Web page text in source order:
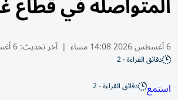
6 أغسطس 2026 14:08 مساء | آخر تحديث:6 أغسطس 14:17 2026
دقائق القراءة - 2
استمع دقائق القراءة - 2